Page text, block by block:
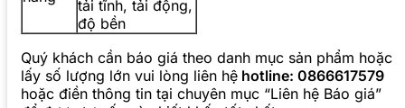
tải tĩnh, tải động,
độ bền
Quý khách cần báo giá theo danh mục sản phẩm hoặc
lấy số lượng lớn vui lòng liên hệ hotline: 0866617579
hoặc điền thông tin tại chuyên mục “Liên hệ Báo giá”